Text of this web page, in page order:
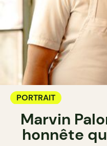
PORTRAIT
Marvin
honnête